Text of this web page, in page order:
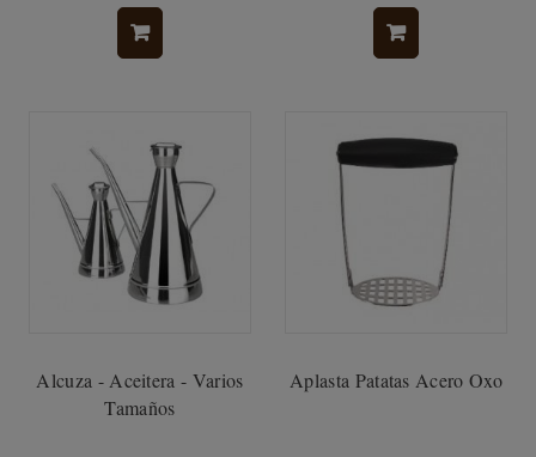
Alcuza - Aceitera - Varios
Tamaños
Aplasta Patatas Acero Oxo